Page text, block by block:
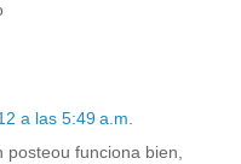
a las 5:49 a.m.
posteou funciona bien,